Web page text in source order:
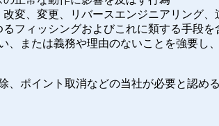
変、変更、リバースエンジニアリング
フィッシングおよびこれに類する手段
、または義務や理由のないことを強要し
ポイント取消などの当社が必要と認め